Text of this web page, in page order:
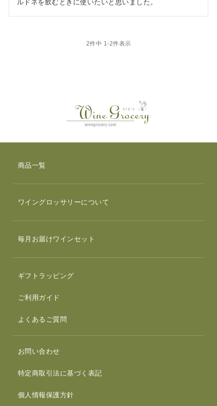
ルドネを飲むときに使いたいと思いました。
2件中 1-2件表示
商品一覧
ワイングロッサリーについて
毎月お届けワインセット
ギフトラッピング
ご利用ガイド
よくあるご質問
お問い合わせ
特定商取引法に基づく表記
個人情報保護方針